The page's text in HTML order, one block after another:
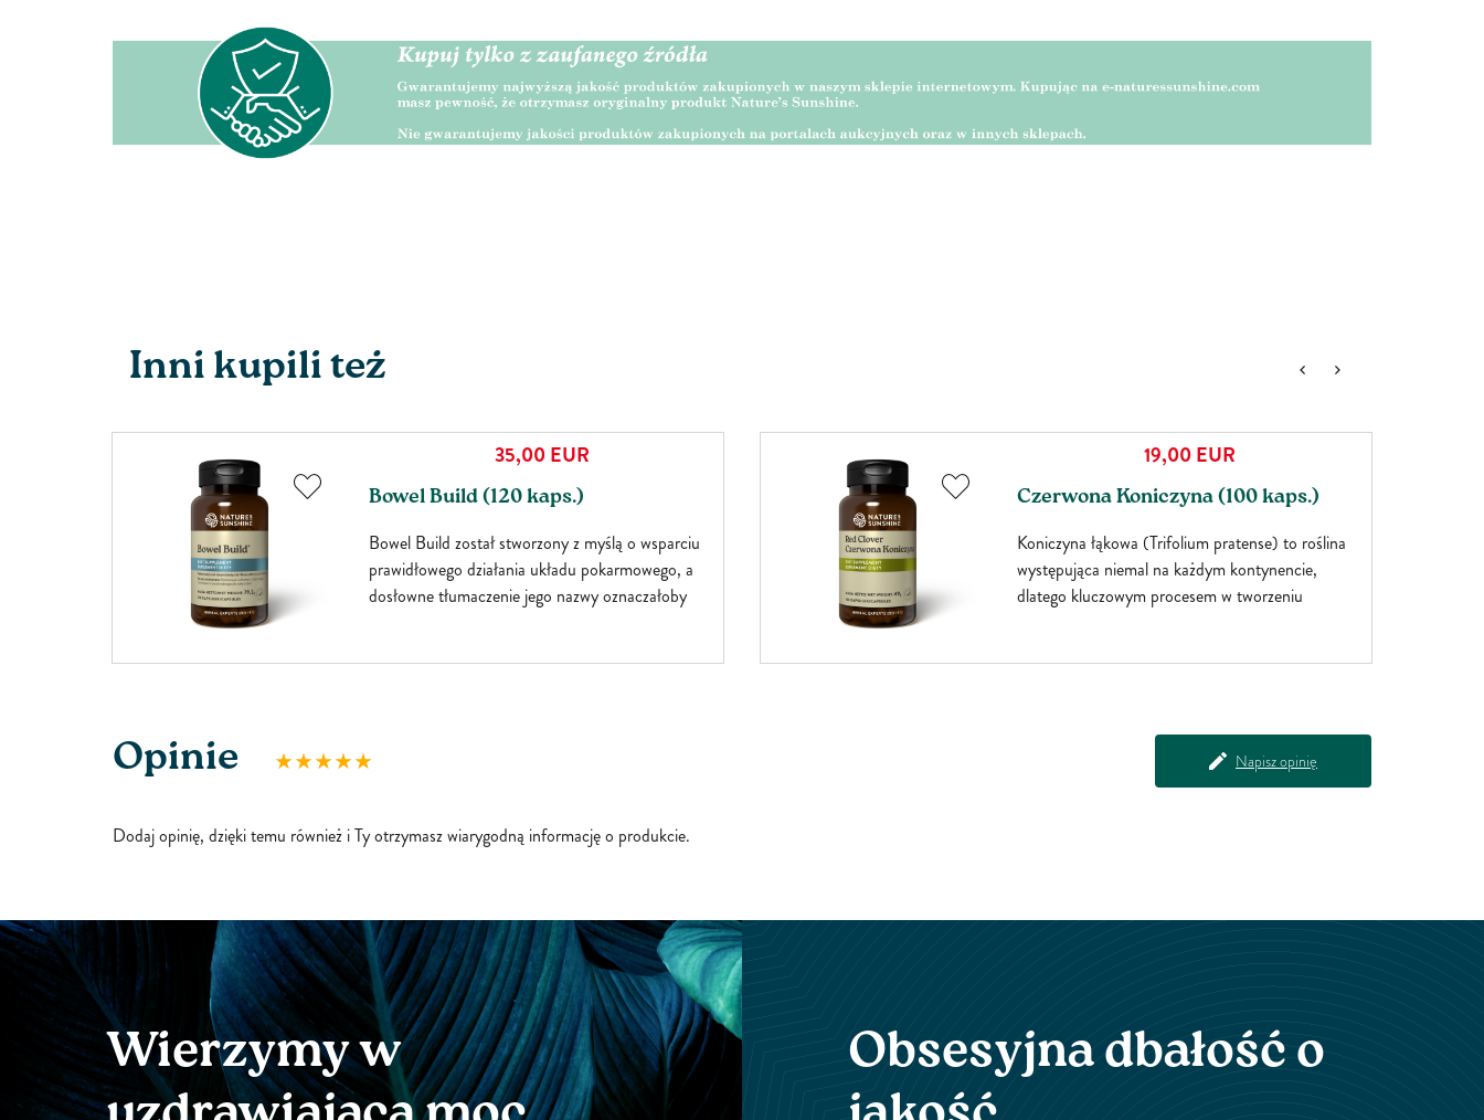
Inni kupili też
46,00EUR
Ashwagandha (60 kaps.)
Mieszanka ziołowa Ashwagandha wykorzystuje
naturalne, adaptogenne składniki roślinne, które,
jak wykazano naukowo, pomagają poprawić
te trzy składniki pomagają organizmowi wspierać
37,00EUR
Zambroza (458 ml)
Zambroza to suplement diety o precyzyjnie
dobranym składzie. Nature’s Susnhine zebrała
najzdrowsze owoce z całego świata i połączyła je w
właściwy (Garcinia mangostana) występujący we
Opinie Napisz opinię
Dodaj opinię, dzięki temu również i Ty otrzymasz wiarygodną informację o produkcie.
Wierzymy w
Obsesyjna dbałość o